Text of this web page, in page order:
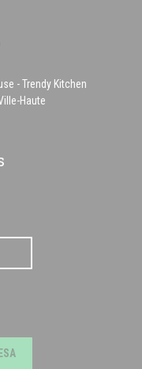
- Trendy Kitchen
Haute
en una nueva ventana))
((abre en una nueva